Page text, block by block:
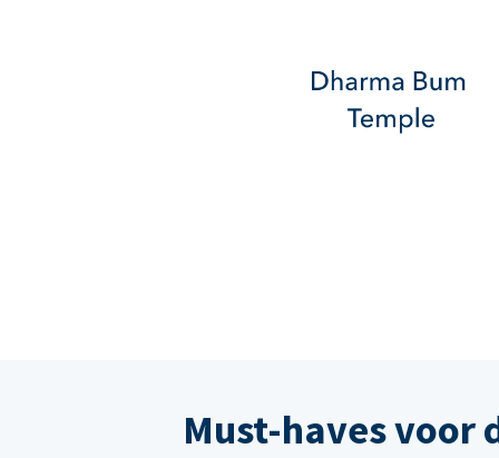
Must-haves voor